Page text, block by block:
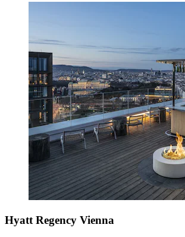
Hyatt Regency Vienna